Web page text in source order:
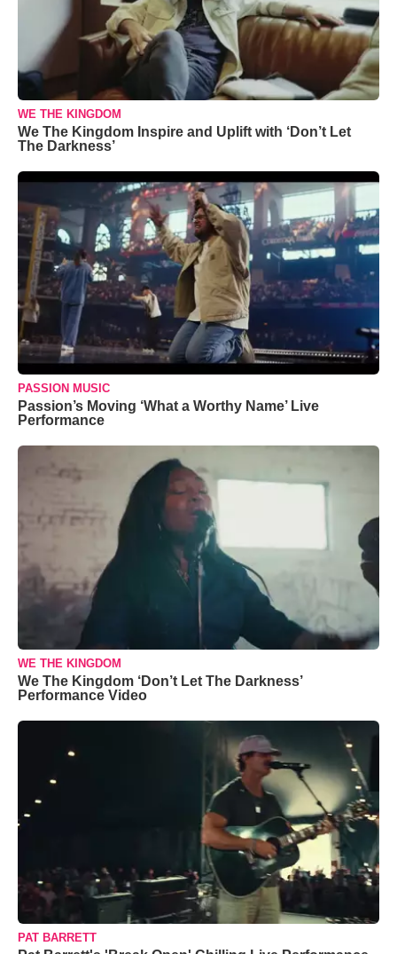
WE THE KINGDOM
We The Kingdom Inspire and Uplift with ‘Don’t Let
The Darkness’
PASSION MUSIC
Passion’s Moving ‘What a Worthy Name’ Live
Performance
WE THE KINGDOM
We The Kingdom ‘Don’t Let The Darkness’
Performance Video
PAT BARRETT